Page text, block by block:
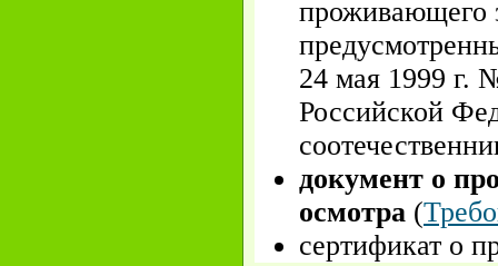
проживающего
24 мая 1999 г.
Российской
документ о
осмотра (
сертификат о